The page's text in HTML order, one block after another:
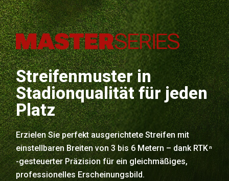
Streifenmuster in
Stadionqualität für jeden
Platz
Erzielen Sie perfekt ausgerichtete Streifen mit
einstellbaren Breiten von 3 bis 6 Metern – dank RTK n
-gesteuerter Präzision für ein gleichmäßiges,
professionelles Erscheinungsbild.